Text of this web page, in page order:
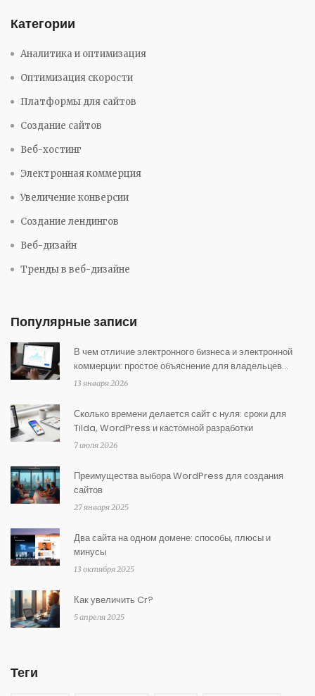
Категории
Аналитика и оптимизация
Оптимизация скорости
Платформы для сайтов
Создание сайтов
Веб-хостинг
Электронная коммерция
Увеличение конверсии
Создание лендингов
Веб-дизайн
Тренды в веб-дизайне
Популярные записи
В чем отличие электронного бизнеса и электронной
коммерции: простое объяснение для владельцев
интернет-магазинов
13 января 2026
Сколько времени делается сайт с нуля: сроки для
Tilda, WordPress и кастомной разработки
7 июля 2026
Преимущества выбора WordPress для создания
сайтов
27 января 2025
Два сайта на одном домене: способы, плюсы и
минусы
13 октября 2025
Как увеличить Cr?
5 апреля 2025
Теги